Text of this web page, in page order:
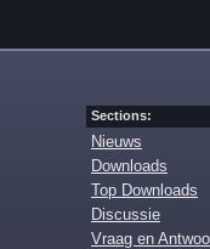
Sections:
Nieuws
Downloads
Top Downloads
Discussie
Vraag en